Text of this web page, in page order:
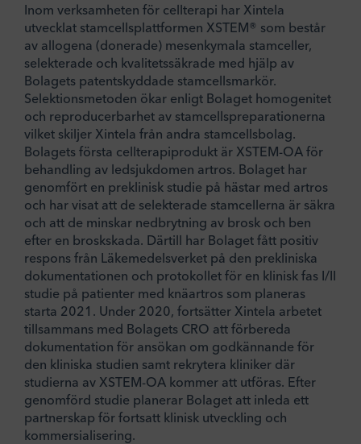
Inom verksamheten för cellterapi har Xintela
utvecklat stamcellsplattformen XSTEM® som består
av allogena (donerade) mesenkymala stamceller,
selekterade och kvalitetssäkrade med hjälp av
Bolagets patentskyddade stamcellsmarkör.
Selektionsmetoden ökar enligt Bolaget homogenitet
och reproducerbarhet av stamcellspreparationerna
vilket skiljer Xintela från andra stamcellsbolag.
Bolagets första cellterapiprodukt är XSTEM-OA för
behandling av ledsjukdomen artros. Bolaget har
genomfört en preklinisk studie på hästar med artros
och har visat att de selekterade stamcellerna är säkra
och att de minskar nedbrytning av brosk och ben
efter en broskskada. Därtill har Bolaget fått positiv
respons från Läkemedelsverket på den prekliniska
dokumentationen och protokollet för en klinisk fas I/II
studie på patienter med knäartros som planeras
starta 2021. Under 2020, fortsätter Xintela arbetet
tillsammans med Bolagets CRO att förbereda
dokumentation för ansökan om godkännande för
den kliniska studien samt rekrytera kliniker där
studierna av XSTEM-OA kommer att utföras. Efter
genomförd studie planerar Bolaget att inleda ett
partnerskap för fortsatt klinisk utveckling och
kommersialisering.